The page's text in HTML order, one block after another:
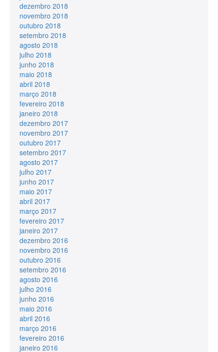
dezembro 2018
novembro 2018
outubro 2018
setembro 2018
agosto 2018
julho 2018
junho 2018
maio 2018
abril 2018
março 2018
fevereiro 2018
janeiro 2018
dezembro 2017
novembro 2017
outubro 2017
setembro 2017
agosto 2017
julho 2017
junho 2017
maio 2017
abril 2017
março 2017
fevereiro 2017
janeiro 2017
dezembro 2016
novembro 2016
outubro 2016
setembro 2016
agosto 2016
julho 2016
junho 2016
maio 2016
abril 2016
março 2016
fevereiro 2016
janeiro 2016